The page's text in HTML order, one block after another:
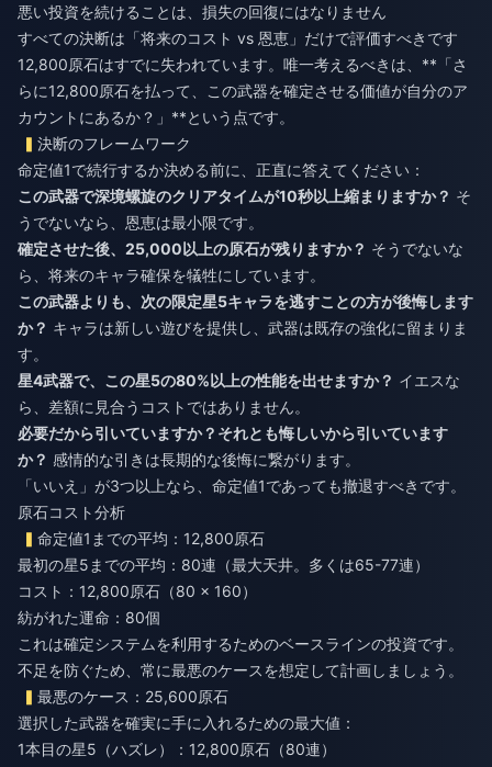
悪い投資を続けることは、損失の回復にはなりません
すべての決断は「将来のコスト vs 恩恵」だけで評価すべきです
12,800原石はすでに失われています。唯一考えるべきは、**「さ
らに12,800原石を払って、この武器を確定させる価値が自分のア
カウントにあるか？」**という点です。
決断のフレームワーク
命定値1で続行するか決める前に、正直に答えてください：
この武器で深境螺旋のクリアタイムが10秒以上縮まりますか？ そ
うでないなら、恩恵は最小限です。
確定させた後、25,000以上の原石が残りますか？ そうでないな
ら、将来のキャラ確保を犠牲にしています。
この武器よりも、次の限定星5キャラを逃すことの方が後悔します
か？ キャラは新しい遊びを提供し、武器は既存の強化に留まりま
す。
星4武器で、この星5の80%以上の性能を出せますか？ イエスな
ら、差額に見合うコストではありません。
必要だから引いていますか？それとも悔しいから引いています
か？ 感情的な引きは長期的な後悔に繋がります。
「いいえ」が3つ以上なら、命定値1であっても撤退すべきです。
原石コスト分析
命定値1までの平均：12,800原石
最初の星5までの平均：80連（最大天井。多くは65-77連）
コスト：12,800原石（80 × 160）
紡がれた運命：80個
これは確定システムを利用するためのベースラインの投資です。
不足を防ぐため、常に最悪のケースを想定して計画しましょう。
最悪のケース：25,600原石
選択した武器を確実に手に入れるための最大値：
1本目の星5（ハズレ）：12,800原石（80連）